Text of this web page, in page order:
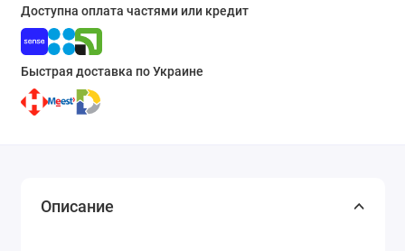
Доступна оплата частями или кредит
Быстрая доставка по Украине
Описание